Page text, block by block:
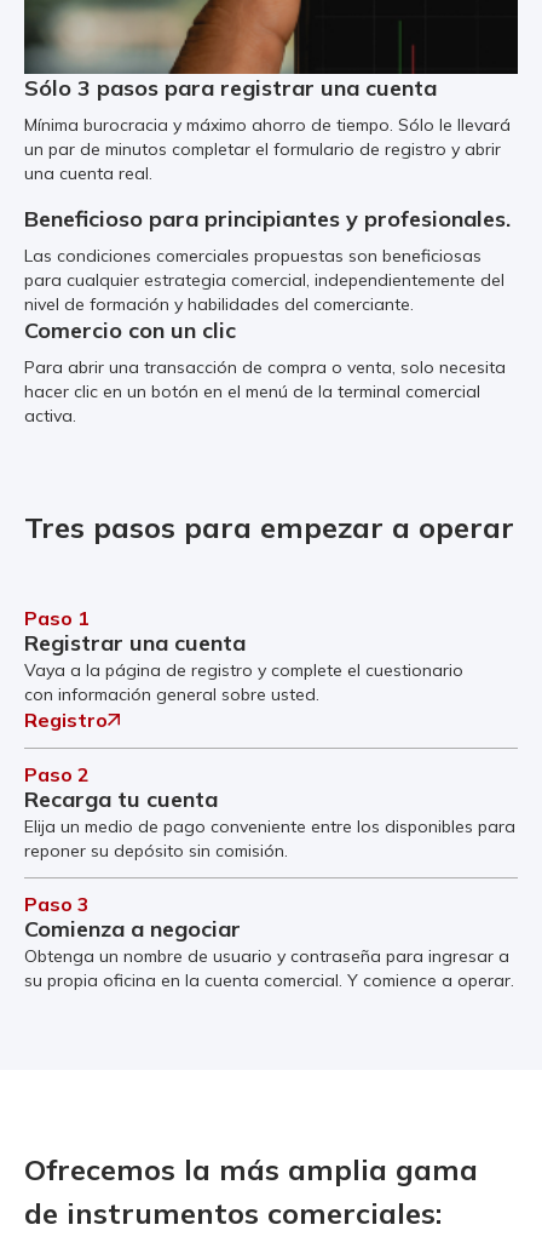
Sólo 3 pasos para registrar una cuenta
Mínima burocracia y máximo ahorro de tiempo. Sólo le llevará
un par de minutos completar el formulario de registro y abrir
una cuenta real.
Beneficioso para principiantes y profesionales.
Las condiciones comerciales propuestas son beneficiosas
para cualquier estrategia comercial, independientemente del
nivel de formación y habilidades del comerciante.
Comercio con un clic
Para abrir una transacción de compra o venta, solo necesita
hacer clic en un botón en el menú de la terminal comercial
activa.
Tres pasos para empezar a operar
Paso 1
Registrar una cuenta
Vaya a la página de registro y complete el cuestionario
con información general sobre usted.
Registro
Paso 2
Recarga tu cuenta
Elija un medio de pago conveniente entre los disponibles para
reponer su depósito sin comisión.
Paso 3
Comienza a negociar
Obtenga un nombre de usuario y contraseña para ingresar a
su propia oficina en la cuenta comercial. Y comience a operar.
Ofrecemos la más amplia gama
de instrumentos comerciales: